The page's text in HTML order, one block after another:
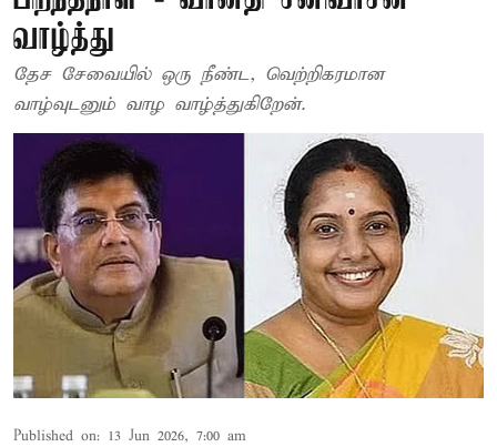
வாழ்த்து
தேச சேவையில் ஒரு நீண்ட, வெற்றிகரமான
வாழ்வுடனும் வாழ வாழ்த்துகிறேன்.
Published on: 13 Jun 2026, 7:00 am